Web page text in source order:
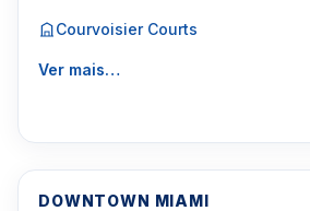
Courvoisier Courts
Ver mais…
DOWNTOWN MIAMI